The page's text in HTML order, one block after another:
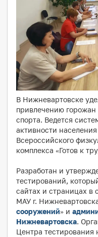
В Нижневартовске
привлечению
спорта. Ведется
активности
Всероссийского
комплекса «Готов к
Разработан и
тестирований,
сайтах и страницах в
МАУ г.
сооружений» и
Нижневартовска.
Центра тестирования